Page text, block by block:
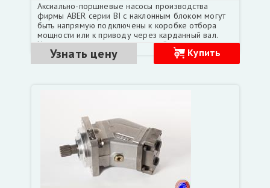
Аксиально-поршневые насосы производства
фирмы ABER серии BI с наклонным блоком могут
быть напрямую подключены к коробке отбора
мощности или к приводу через карданный вал.
Насосы легки и очень прочны, всё это гарантирует
длительный срок службы Рабочий объем, см3 81,0
Номинальное давление, бар 300 Максимальное
Узнать цену Купить